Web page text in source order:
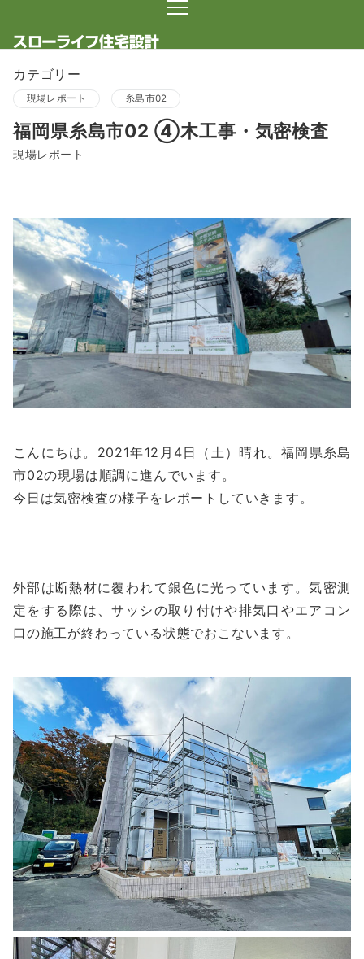
カテゴリー
現場レポート 糸島市02
福岡県糸島市02 ④木工事・気密検査
現場レポート
こんにちは。2021年12月4日（土）晴れ。福岡県糸島
市02の現場は順調に進んでいます。
今日は気密検査の様子をレポートしていきます。
外部は断熱材に覆われて銀色に光っています。気密測
定をする際は、サッシの取り付けや排気口やエアコン
口の施工が終わっている状態でおこないます。